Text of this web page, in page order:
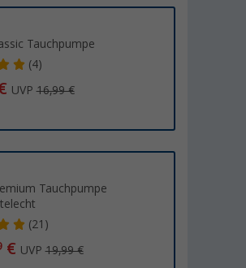
Tauchpumpe
(4)
UVP16,99 €
Tauchpumpe
(21)
€ UVP19,99 €
Einfüllkanne mit
Ausgießer 13 Liter